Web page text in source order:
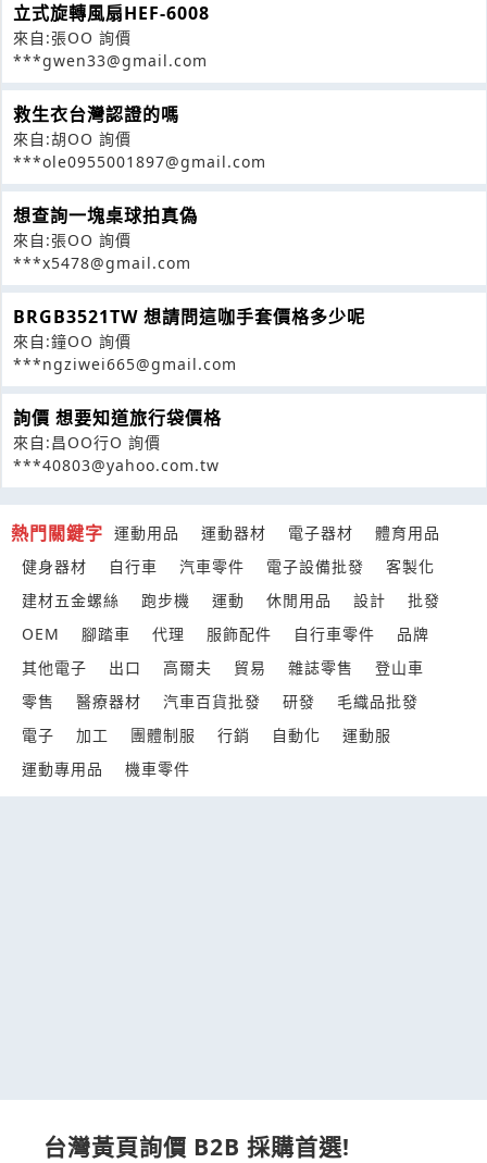
立式旋轉風扇HEF-6008
來自:張OO 詢價
***gwen33@gmail.com
救生衣台灣認證的嗎
來自:胡OO 詢價
***ole0955001897@gmail.com
想查詢一塊桌球拍真偽
來自:張OO 詢價
***x5478@gmail.com
BRGB3521TW 想請問這咖手套價格多少呢
來自:鐘OO 詢價
***ngziwei665@gmail.com
詢價 想要知道旅行袋價格
來自:昌OO行O 詢價
***40803@yahoo.com.tw
熱門關鍵字 運動用品 運動器材 電子器材
體育用品
健身器材
自行車 汽車零件 電子設備批發
客製化
建材五金螺絲
跑步機 運動 休閒用品 設計
批發
OEM
腳踏車 代理 服飾配件 自行車零件
品牌
其他電子
出口 高爾夫 貿易 雜誌零售
登山車
零售
醫療器材 汽車百貨批發 研發
毛織品批發
電子
加工 團體制服 行銷 自動化
運動服
運動專用品
機車零件
台灣黃頁詢價 B2B 採購首選!